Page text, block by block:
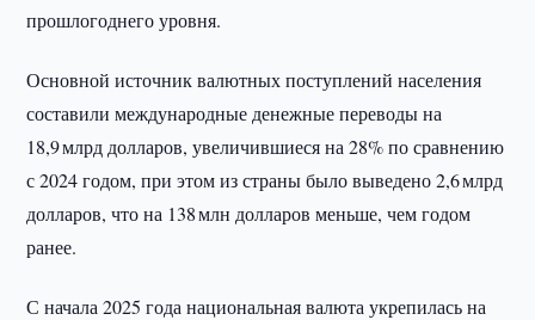
прошлогоднего уровня.
Основной источник валютных поступлений населения
составили международные денежные переводы на
18,9 млрд долларов, увеличившиеся на 28% по сравнению
с 2024 годом, при этом из страны было выведено 2,6 млрд
долларов, что на 138 млн долларов меньше, чем годом
ранее.
С начала 2025 года национальная валюта укрепилась на